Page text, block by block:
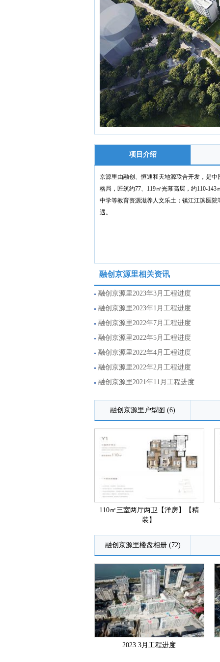
项目介绍
京源里由融创、恒通和天地源联合开发，是
格局，匠筑约77、119㎡光幕高层，约110-
中学等教育资源滋养人文乐土；镇江江滨医
遇。
融创京源里相关资讯
融创京源里2023年3月工程进度
融创京源里2023年1月工程进度
融创京源里2022年7月工程进度
融创京源里2022年5月工程进度
融创京源里2022年4月工程进度
融创京源里2022年2月工程进度
融创京源里2021年11月工程进度
融创京源里户型图 (6)
110㎡三室两厅两卫【洋房】【精
装】
融创京源里楼盘相册 (72)
2023.3月工程进度